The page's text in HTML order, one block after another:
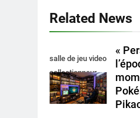
Related News
salle de jeu video
collectionneur
«